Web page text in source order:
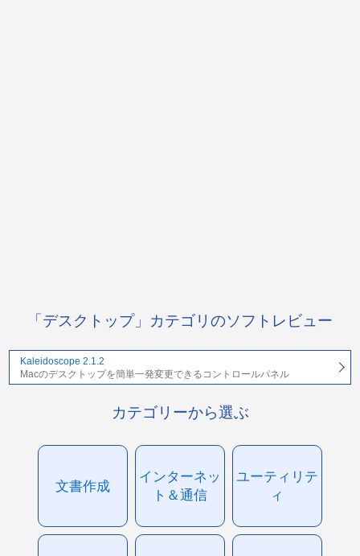
「デスクトップ」カテゴリのソフトレビュー
Kaleidoscope 2.1.2
Macのデスクトップを簡単一発変更できるコントロールパネル
カテゴリーから選ぶ
文書作成
インターネッ
ト＆通信
ユーティリテ
ィ